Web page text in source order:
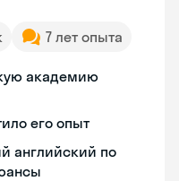
7 лет опыта
академию
его опыт
английский по